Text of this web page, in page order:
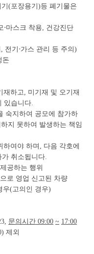
(포장용기)등 폐기물은
마스크 착용, 건강진단
기‧가스 관리 등 주의)
돈
하고, 미기재 및 오기재
있습니다.
숙지하여 공모에 참가하
지 못하여 발생하는 책임
여야 하며, 다음 각호에
취소됩니다.
공하는 행위
로 영업 신고된 차량
우(고의인 경우)
문의시간 09:00 ~ 17:00
제외